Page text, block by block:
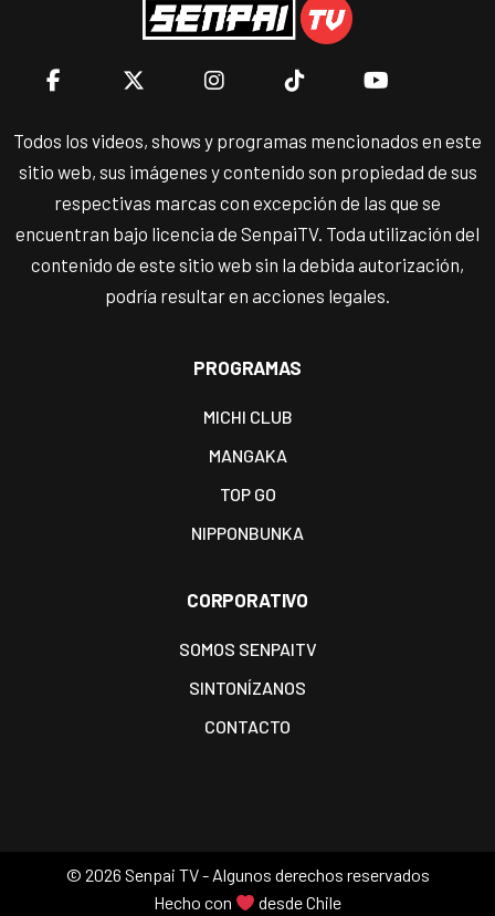
Todos los videos, shows y programas mencionados en este
sitio web, sus imágenes y contenido son propiedad de sus
respectivas marcas con excepción de las que se
encuentran bajo licencia de SenpaiTV. Toda utilización del
contenido de este sitio web sin la debida autorización,
podría resultar en acciones legales.
PROGRAMAS
MICHI CLUB
MANGAKA
TOP GO
NIPPONBUNKA
CORPORATIVO
SOMOS SENPAITV
SINTONÍZANOS
CONTACTO
© 2026 Senpai TV - Algunos derechos reservados
Hecho con
desde Chile